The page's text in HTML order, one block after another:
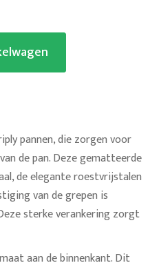
pannen, die zorgen voor
de pan. Deze gematteerde
de elegante roestvrijstalen
van de grepen is
sterke verankering zorgt
aan de binnenkant. Dit